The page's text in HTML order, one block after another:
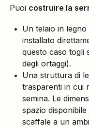
Puoi costruire la
Un telaio in
installato
questo caso togli
degli ortaggi).
Una struttura di
trasparenti in cui
semina. Le
spazio
scaffale a un